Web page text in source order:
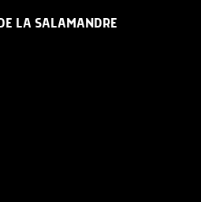
LA SALAMANDRE